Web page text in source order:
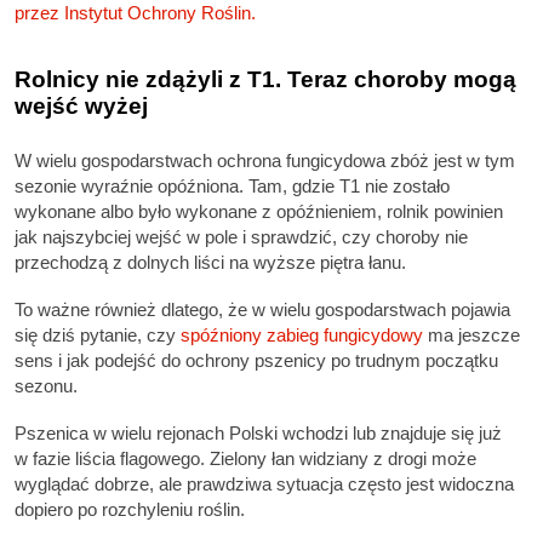
przez Instytut Ochrony Roślin.
Rolnicy nie zdążyli z T1. Teraz choroby mogą
wejść wyżej
W wielu gospodarstwach ochrona fungicydowa zbóż jest w tym
sezonie wyraźnie opóźniona. Tam, gdzie T1 nie zostało
wykonane albo było wykonane z opóźnieniem, rolnik powinien
jak najszybciej wejść w pole i sprawdzić, czy choroby nie
przechodzą z dolnych liści na wyższe piętra łanu.
To ważne również dlatego, że w wielu gospodarstwach pojawia
się dziś pytanie, czy spóźniony zabieg fungicydowy ma jeszcze
sens i jak podejść do ochrony pszenicy po trudnym początku
sezonu.
Pszenica w wielu rejonach Polski wchodzi lub znajduje się już
w fazie liścia flagowego. Zielony łan widziany z drogi może
wyglądać dobrze, ale prawdziwa sytuacja często jest widoczna
dopiero po rozchyleniu roślin.